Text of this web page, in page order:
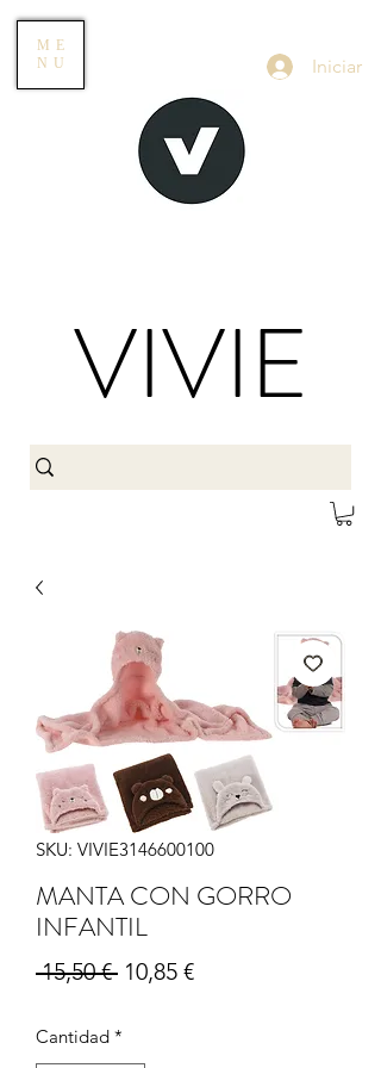
ME
NU
Iniciar
VIVIE
SKU: VIVIE3146600100
MANTA CON GORRO
INFANTIL
15,50 € Precio
10,85 €Precio de oferta
Cantidad *